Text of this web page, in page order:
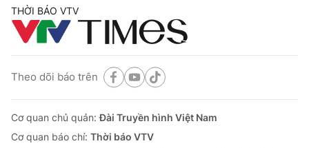
THỜI BÁO VTV
Theo dõi báo trên
Cơ quan chủ quản:Đài Truyền hình Việt Nam
Cơ quan báo chí: Thời báo VTV